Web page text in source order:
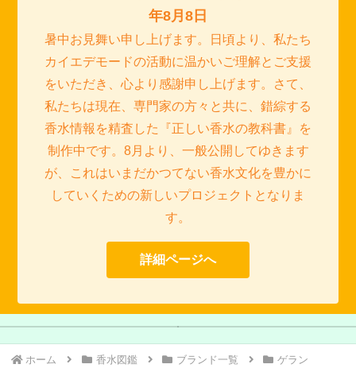
年8月8日
暑中お見舞い申し上げます。日頃より、私たち
カイエデモードの活動に温かいご理解とご支援
をいただき、心より感謝申し上げます。さて、
私たちは現在、専門家の方々と共に、錯綜する
香水情報を精査した『正しい香水の教科書』を
制作中です。8月より、一般公開してゆきます
が、これはいまだかつてない香水文化を豊かに
していくための新しいプロジェクトとなりま
す。
詳細ページへ
【ゲラン香水聖典】すべての香
りの道はゲランに通ず
【ル ラボ香水聖典】21世紀最大
の香水革命を起こした二人の男
たち
【ディオール香水聖典】フレグ
ランス帝国の華麗なる伝説
【トム フォード香水聖典】愛と
裏切りの香りの黄金郷＜エルド
ラド＞
ホーム 香水図鑑 ブランド一覧 ゲラン